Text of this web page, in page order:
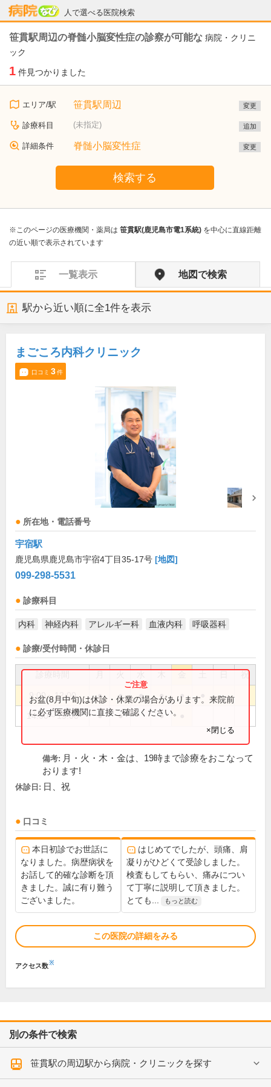
人で選べる医院検索
病院なび
笹貫駅周辺の脊髄小脳変性症の診察が可能な 病院・クリニ
ック
1 件見つかりました
エリア/駅 笹貫駅周辺 変更
診療科目 (未指定) 追加
詳細条件 脊髄小脳変性症 変更
検索する
※このページの医療機関・薬局は 笹貫駅(鹿児島市電1系統) を中心に直線距離
の近い順で表示されています
一覧表示 地図で検索
駅から近い順に全1件を表示
まごころ内科クリニック
口コミ 3件
所在地・電話番号
宇宿駅
鹿児島県鹿児島市宇宿4丁目35-17号 [地図]
099-298-5531
診療科目
内科 神経内科 アレルギー科 血液内科 呼吸器科
診療/受付時間・休診日
祝
9:00～12:00 ● ● ● ● ●
14:00～19:00 ● ● ●
お盆(8月中旬)は休診・休業の場合があります。来院前
に必ず医療機関に直接ご確認ください。
×閉じる
備考: 月・火・木・金は、19時まで診療をおこなって
おります!
休診日: 日、祝
口コミ
本日初診でお世話に
なりました。病歴病状を
お話して的確な診断を頂
きました。誠に有り難う
ございました。
はじめてでしたが、頭痛、肩
凝りがひどくて受診しました。
検査もしてもらい、痛みについ
て丁寧に説明して頂きました。
とても...
もっと読む
この医院の詳細をみる
アクセス数※
別の条件で検索
笹貫駅の周辺駅から病院・クリニックを探す